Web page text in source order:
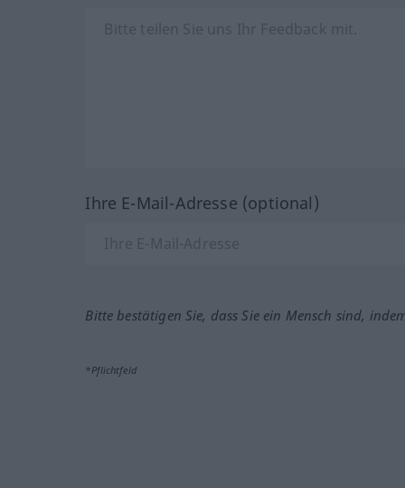
Ihre E-Mail-Adresse (optional)
Bitte bestätigen Sie, dass Sie ein Mensch sind,
*Pflichtfeld